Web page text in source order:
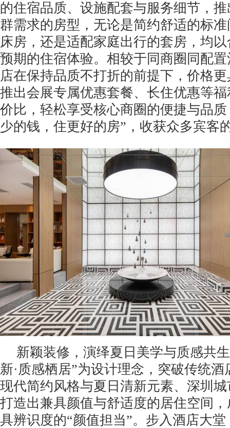
的住宿品质、设施配套与服务细节，
群需求的房型，无论是简约舒适的标
床房，还是适配家庭出行的套房，均
预期的住宿体验。相较于同商圈同配
店在保持品质不打折的前提下，价格
推出会展专属优惠套餐、长住优惠等
价比，轻松享受核心商圈的便捷与品
少的钱，住更好的房”，收获众多宾客
新颖装修，演绎夏日美学与质感共
新·质感栖居”为设计理念，突破传统
现代简约风格与夏日清新元素、深圳
打造出兼具颜值与舒适度的居住空间
具辨识度的“颜值担当”。步入酒店大